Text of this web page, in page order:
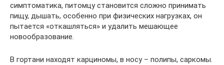
симптоматика, питомцу становится сложно принимать
пищу, дышать, особенно при физических нагрузках, он
пытается «откашляться» и удалить мешающее
новообразование.
В гортани находят карциномы, в носу – полипы, саркомы.